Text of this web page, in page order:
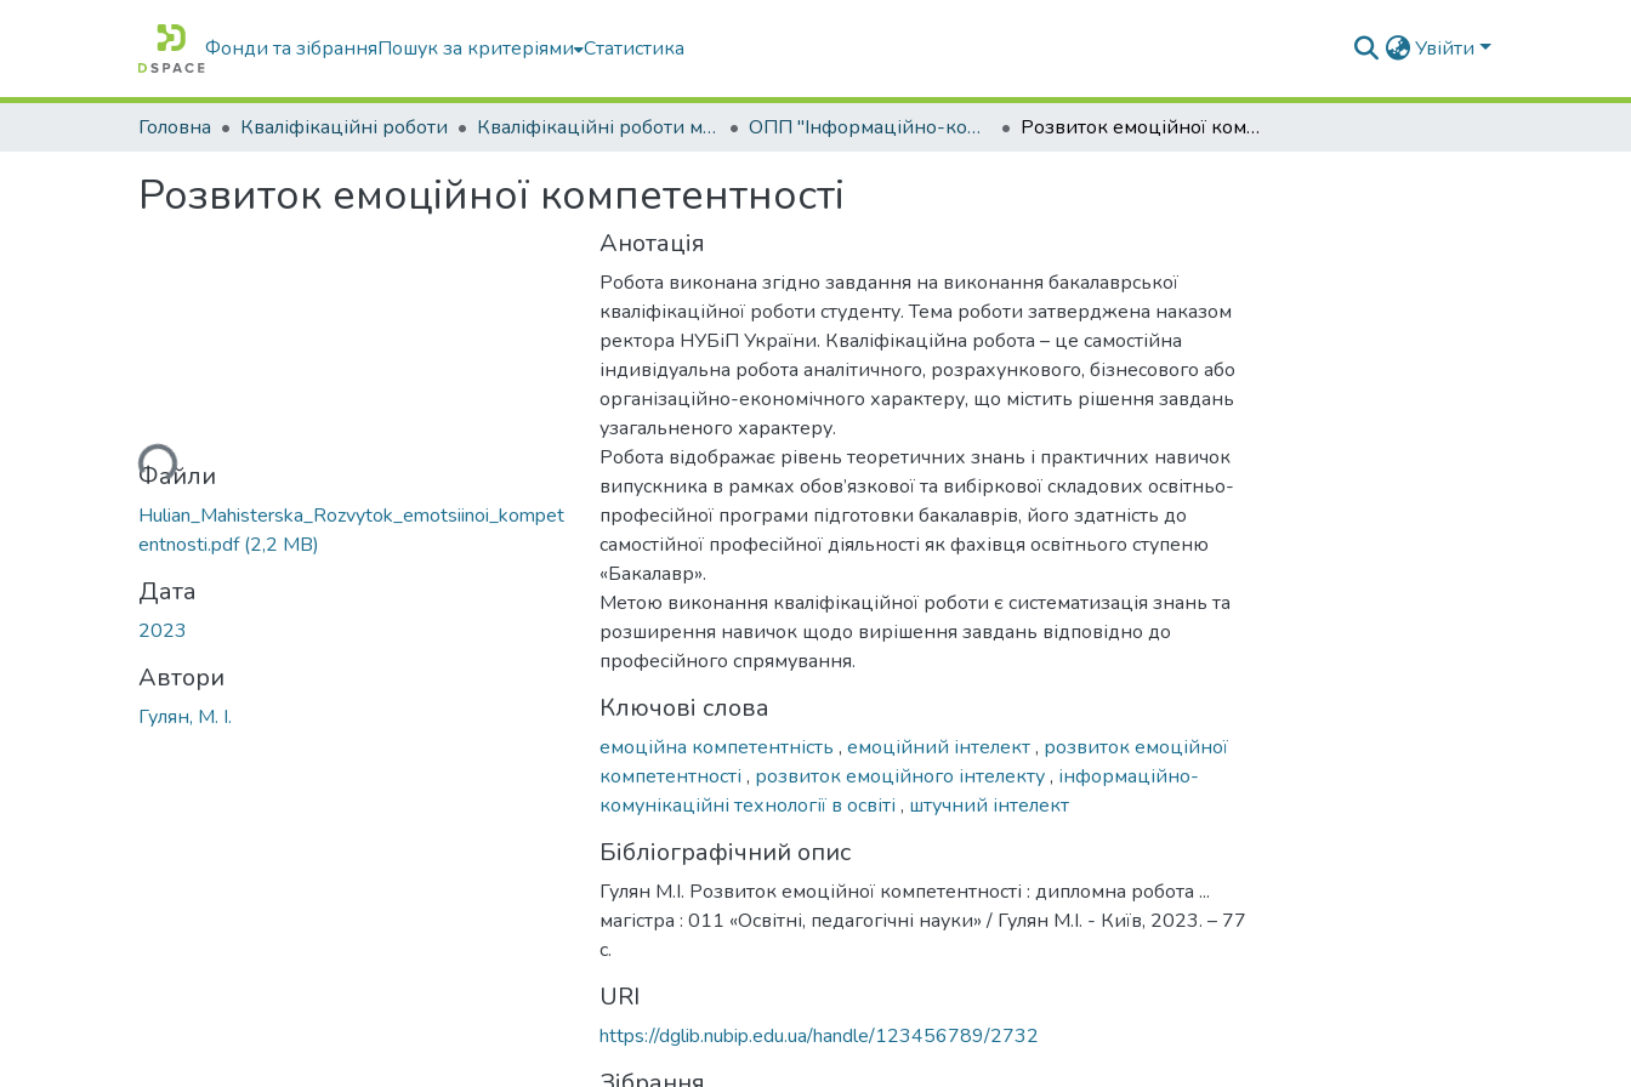
Фонди та зібранняПошук за критеріями Статистика Увійти
Головна Кваліфікаційні роботи Кваліфікаційні роботи магістрів ОПП "Інформаційно-комунікаційні технології в освіті" Розвиток емоційної компетентності
Розвиток емоційної компетентності
Вантажиться...Файли
Hulian_Mahisterska_Rozvytok_emotsiinoi_kompet
entnosti.pdf(2,2 MB)
Дата
2023
Автори
Гулян, М. І.
Анотація
Робота виконана згідно завдання на виконання бакалаврської
кваліфікаційної роботи студенту. Тема роботи затверджена наказом
ректора НУБіП України. Кваліфікаційна робота – це самостійна
індивідуальна робота аналітичного, розрахункового, бізнесового або
організаційно-економічного характеру, що містить рішення завдань
узагальненого характеру.
Робота відображає рівень теоретичних знань і практичних навичок
випускника в рамках обов’язкової та вибіркової складових освітньо-
професійної програми підготовки бакалаврів, його здатність до
самостійної професійної діяльності як фахівця освітнього ступеню
«Бакалавр».
Метою виконання кваліфікаційної роботи є систематизація знань та
розширення навичок щодо вирішення завдань відповідно до
професійного спрямування.
Ключові слова
емоційна компетентність , емоційний інтелект, розвиток емоційної
компетентності , розвиток емоційного інтелекту, інформаційно-
комунікаційні технології в освіті , штучний інтелект
Бібліографічний опис
Гулян М.І. Розвиток емоційної компетентності : дипломна робота ...
магістра : 011 «Освітні, педагогічні науки» / Гулян М.І. - Київ, 2023. – 77
с.
URI
https://dglib.nubip.edu.ua/handle/123456789/2732